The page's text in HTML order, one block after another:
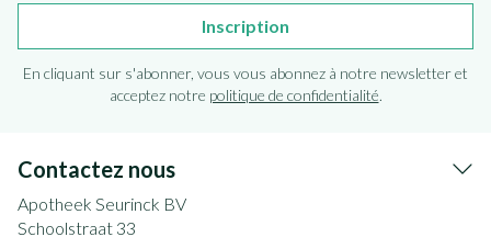
Inscription
En cliquant sur s'abonner, vous vous abonnez à notre newsletter et
acceptez notre politique de confidentialité.
Contactez nous
Apotheek Seurinck BV
Schoolstraat 33